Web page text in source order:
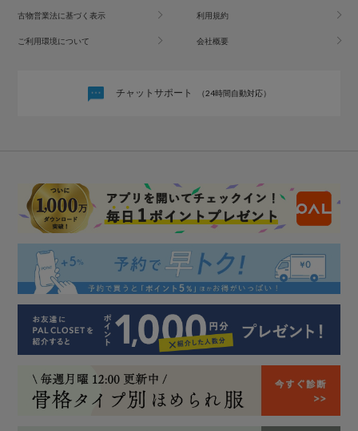
古物営業法に基づく表示 利用規約
ご利用環境について 会社概要
チャットサポート （24時間自動対応）